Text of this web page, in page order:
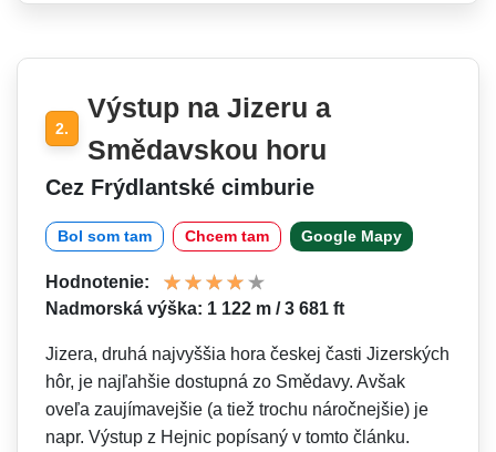
2.
Výstup na Jizeru a
Smědavskou horu
Cez Frýdlantské cimburie
Bol som tam Chcem tam Google Mapy
Hodnotenie:
Nadmorská výška: 1 122 m / 3 681 ft
Jizera, druhá najvyššia hora českej časti Jizerských
hôr, je najľahšie dostupná zo Smědavy. Avšak
oveľa zaujímavejšie (a tiež trochu náročnejšie) je
napr. Výstup z Hejnic popísaný v tomto článku.